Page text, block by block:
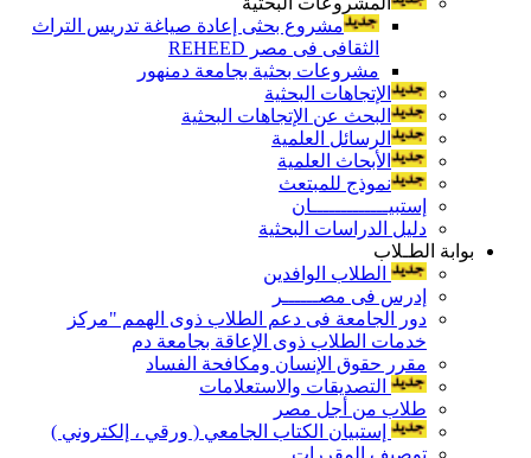
مشروع بحثى إعادة صياغة تدريس التراث
الثقافى فى مصر REHEED
مشروعات بحثية بجامعة دمنهور
الإتجاهات البحثية
البحث عن الإتجاهات البحثية
الرسائل العلمية
الأبحاث العلمية
نموذج للمبتعث
إستبيـــــــــــــان
دليل الدراسات البحثية
بوابة الطـلاب
الطلاب الوافدين
إدرس فى مصــــــر
دور الجامعة فى دعم الطلاب ذوى الهمم "مركز
خدمات الطلاب ذوى الإعاقة بجامعة دم
مقرر حقوق الإنسان ومكافحة الفساد
التصديقات والاستعلامات
طلاب من أجل مصر
إستبيان الكتاب الجامعي ( ورقي ، إلكتروني )
توصيف المقررات